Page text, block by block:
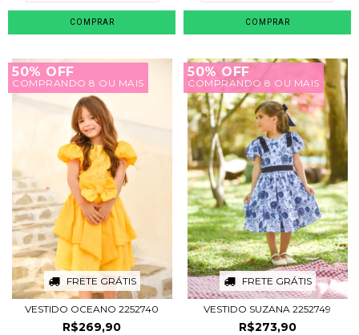
COMPRAR COMPRAR
50% OFF
COMPRANDO 8 OU MAIS
FRETE GRÁTIS
VESTIDO OCEANO 2252740
R$269,90
50% OFF
COMPRANDO 8 OU MAIS
FRETE GRÁTIS
VESTIDO SUZANA 2252749
R$273,90